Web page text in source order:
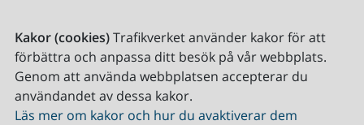
Kakor (cookies)Trafikverket använder kakor för att
förbättra och anpassa ditt besök på vår webbplats.
Genom att använda webbplatsen accepterar du
användandet av dessa kakor.
Läs mer om kakor och hur du avaktiverar dem